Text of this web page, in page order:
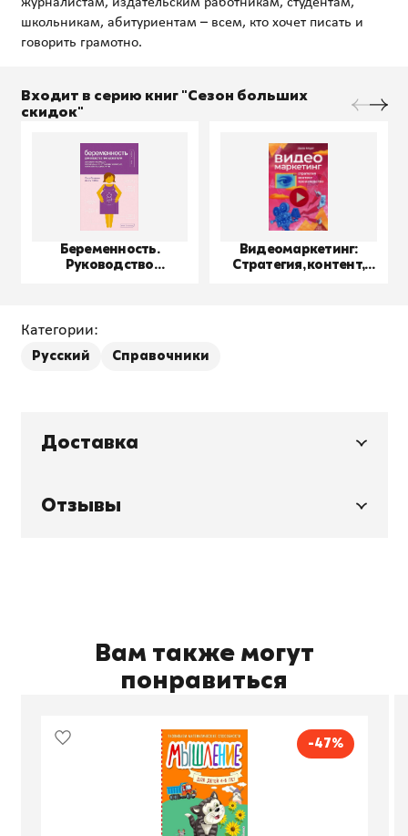
школьникам, абитуриентам – всем, кто хочет писать и
Входит в серию книг "Сезон больших
скидок"
Беременность.
Руководство
Видеомаркетинг:
Стратегия, контент,
Категории:
Русский Справочники
Доставка
Отзывы
Вам также могут
понравиться
-47%